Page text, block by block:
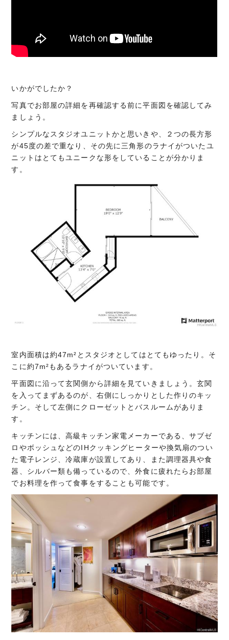
いかがでしたか？
写真でお部屋の詳細を再確認する前に平面図を確認してみ
ましょう。
シンプルなスタジオユニットかと思いきや、２つの長方形
が45度の差で重なり、その先に三角形のラナイがついたユ
ニットはとてもユニークな形をしていることが分かりま
す。
室内面積は約47m²とスタジオとしてはとてもゆったり。そ
こに約7m²もあるラナイがついています。
平面図に沿って玄関側から詳細を見ていきましょう。玄関
を入ってまずあるのが、右側にしっかりとした作りのキッ
チン。そして左側にクローゼットとバスルームがありま
す。
キッチンには、高級キッチン家電メーカーである、サブゼ
ロやボッシュなどのIHクッキングヒーターや換気扇のつい
た電子レンジ、冷蔵庫が設置してあり、また調理器具や食
器、シルバー類も備っているので、外食に疲れたらお部屋
でお料理を作って食事をすることも可能です。